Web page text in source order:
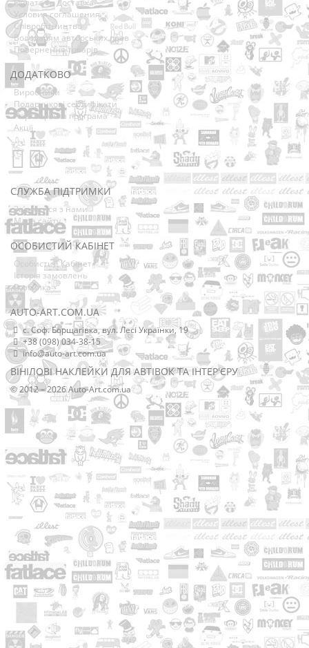
Оплата та Доставка
Условия соглашения
Співробітництво
Володарям авторських прав
Повернення товарів
ДОДАТКОВО
Виробники
Подарункові сертифікати
Партнерська програма
Акції
СЛУЖБА ПІДТРИМКИ
Зв’язатися з нами
Мапа сайту
ОСОБИСТИЙ КАБІНЕТ
Особистий Кабінет
Історія замовлень
Розсилка
AUTO-ART.COM.UA
с. Соф. Борщагівка, вул. Лесі Українки, 19
+38 (098) 034-38-15
info@auto-art.com.ua
ВІНІЛОВІ НАКЛЕЙКИ ДЛЯ АВТІВОК ТА ІНТЕР'ЄРУ
© 2012 – 2026 Auto-Art.com.ua